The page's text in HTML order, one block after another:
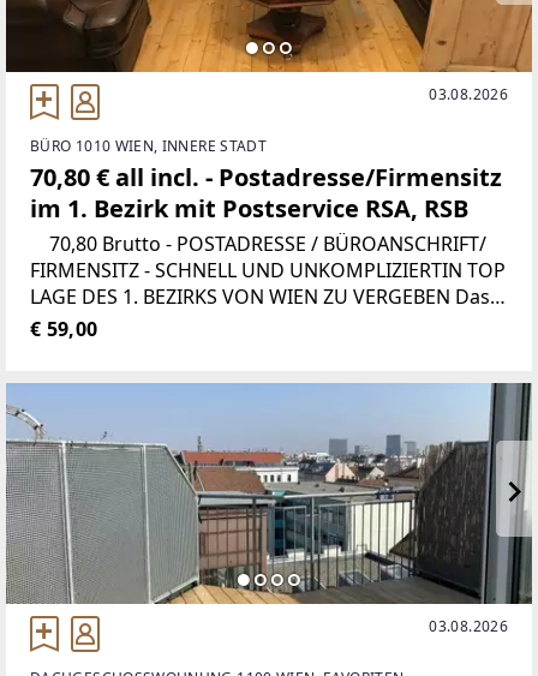
03.08.2026
BÜRO 1010 WIEN, INNERE STADT
70,80 € all incl. - Postadresse/Firmensitz
im 1. Bezirk mit Postservice RSA, RSB
70,80 Brutto - POSTADRESSE / BÜROANSCHRIFT/
FIRMENSITZ - SCHNELL UND UNKOMPLIZIERTIN TOP
LAGE DES 1. BEZIRKS VON WIEN ZU VERGEBEN Das
Büro befindet sich am Salzgries, nur 5 Gehminuten
€ 59,00
03.08.2026